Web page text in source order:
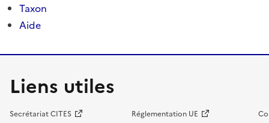
Taxon
Aide
Liens utiles
Secrétariat CITES Réglementation UE